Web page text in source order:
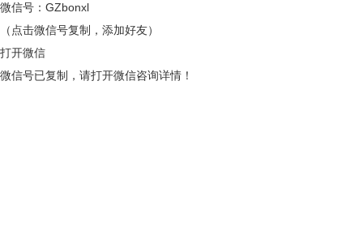
微信号： GZbonxl
（点击微信号复制，添加好友）
打开微信
微信号已复制，请打开微信咨询详情！